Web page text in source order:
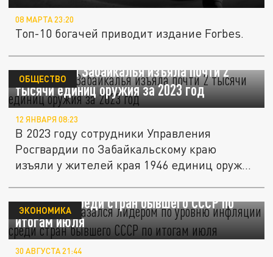
08 МАРТА 23:20
Топ-10 богачей приводит издание Forbes.
Росгвардия Забайкалья изъяла почти 2
тысячи единиц оружия за 2023 год
ОБЩЕСТВО
12 ЯНВАРЯ 08:23
В 2023 году сотрудники Управления
Росгвардии по Забайкальскому краю
изъяли у жителей края 1946 единиц оружия
Казахстан оказался лидером по уровню
инфляции среди стран бывшего СССР по
итогам июля
ЭКОНОМИКА
30 АВГУСТА 21:44